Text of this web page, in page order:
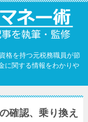
格を持つ元税務職員が節
に関する情報をわかりや
確認、乗り換え